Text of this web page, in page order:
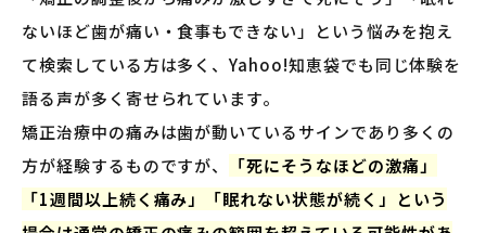
ないほど歯が痛い・食事もできない」という悩みを抱え
て検索している方は多く、Yahoo!知恵袋でも同じ体験を
語る声が多く寄せられています。
矯正治療中の痛みは歯が動いているサインであり多くの
方が経験するものですが、
「死にそうなほどの激痛」
「1週間以上続く痛み」「眠れない状態が続く」という